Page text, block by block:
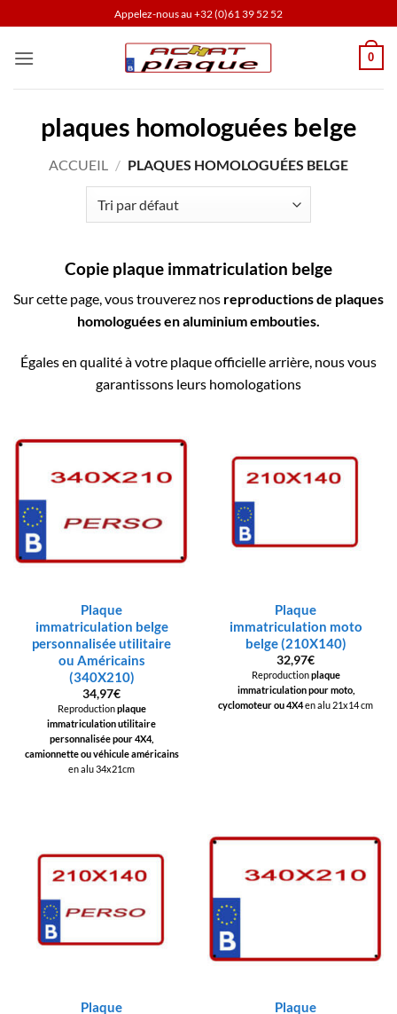
au
contenu
Appelez-nous au +32 (0)61 39 52 52
0
plaques homologuées belge
ACCUEIL / PLAQUES HOMOLOGUÉES BELGE
Copie plaque immatriculation belge
Sur cette page, vous trouverez nos reproductions de plaques
homologuées en aluminium embouties.
Égales en qualité à votre plaque officielle arrière, nous vous
garantissons leurs homologations
Plaque
immatriculation belge
personnalisée utilitaire
ou Américains
(340X210)
34,97€
Reproductionplaque
immatriculation utilitaire
personnalisée pour 4X4,
camionnette ou véhicule américains
en alu 34x21cm
Plaque
immatriculation moto
belge (210X140)
32,97€
Reproductionplaque
immatriculation pour moto,
cyclomoteur ou 4X4en alu 21x14 cm
Plaque
Plaque